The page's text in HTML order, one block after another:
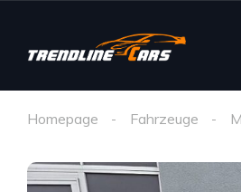
Homepage Fahrzeuge